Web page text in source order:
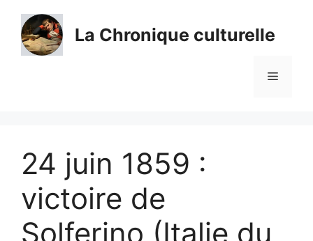
contenu
La Chronique culturelle
Menu
24 juin 1859 :
victoire de
Solferino (Italie du